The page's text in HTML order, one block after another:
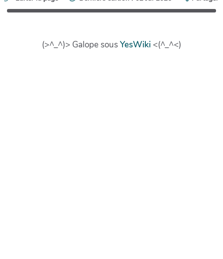
(>^_^)> Galope sousYesWiki <(^_^<)